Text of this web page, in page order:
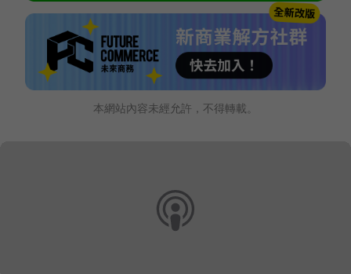
本網站內容未經允許，不得轉載。